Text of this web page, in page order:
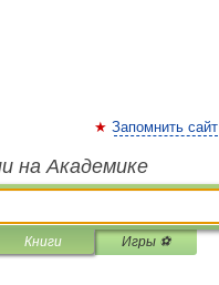
Запомнить сайт
на Академике
Книги Игры ⚽